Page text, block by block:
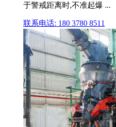
于警戒距离时,不准起爆 ...
联系电话: 180 3780 8511